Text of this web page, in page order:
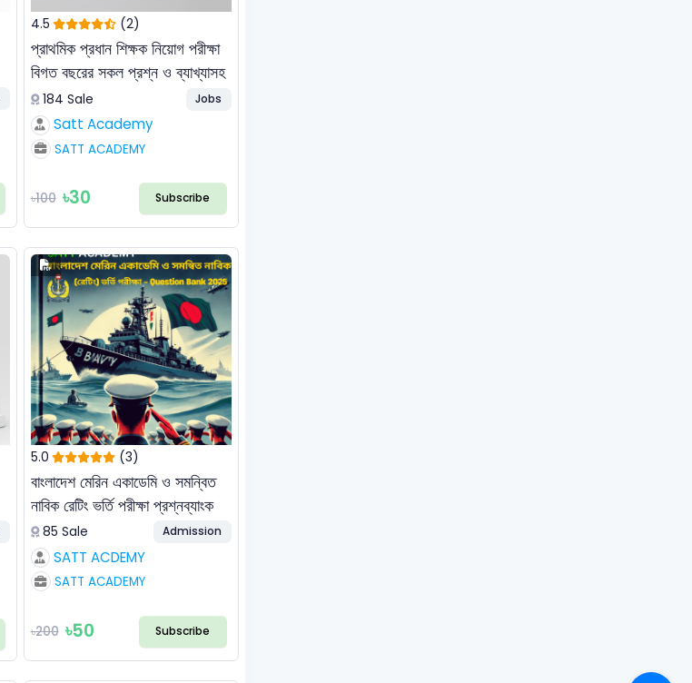
4.5 (2)
প্রাথমিক প্রধান শিক্ষক নিয়োগ পরীক্ষা
বিগত বছরের সকল প্রশ্ন ও ব্যাখ্যাসহ
সমাধান
184 Sale Jobs
Satt Academy
SATT ACADEMY
৳100 ৳30 Subscribe
5.0 (3)
বাংলাদেশ মেরিন একাডেমি ও সমন্বিত
নাবিক রেটিং ভর্তি পরীক্ষা প্রশ্নব্যাংক
85 Sale Admission
SATT ACDEMY
SATT ACADEMY
৳200 ৳50 Subscribe